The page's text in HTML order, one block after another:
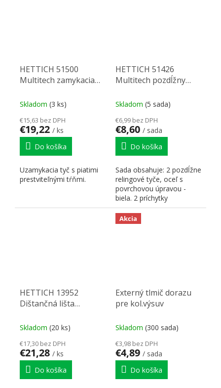
HETTICH 51500
Multitech zamykacia
Skladom (3 ks)
€15,63 bez DPH
€19,22 / ks
Do košíka
Uzamykacia tyč s piatimi
prestviteľnými tŕňmi.
HETTICH 51426
Multitech pozdĺžny
Skladom (5 sada)
€6,99 bez DPH
€8,60 / sada
Do košíka
Sada obsahuje: 2 pozdĺžne
relingové tyče, oceľ s
povrchovou úpravou -
biela. 2 príchytky
relingových tyčí na čelo, s...
HETTICH 13952
Dištančná lišta
Skladom (20 ks)
€17,30 bez DPH
€21,28 / ks
Do košíka
Akcia
Externý tlmič dorazu
pre kol.výsuv
Skladom (300 sada)
€3,98 bez DPH
€4,89 / sada
Do košíka